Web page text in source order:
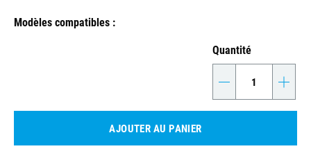
Modèles compatibles :
Quantité
- +
AJOUTER AU PANIER